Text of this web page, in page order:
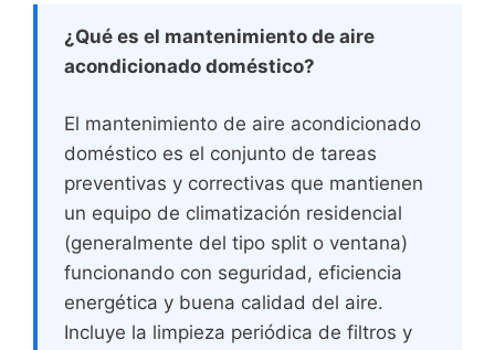
¿Qué es el mantenimiento de aire
acondicionado doméstico?
El mantenimiento de aire acondicionado
doméstico es el conjunto de tareas
preventivas y correctivas que mantienen
un equipo de climatización residencial
(generalmente del tipo split o ventana)
funcionando con seguridad, eficiencia
energética y buena calidad del aire.
Incluye la limpieza periódica de filtros y